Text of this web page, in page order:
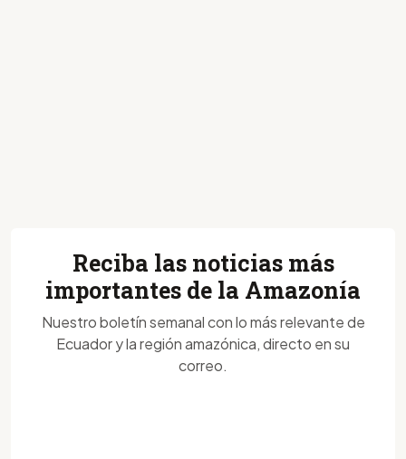
Reciba las noticias más
importantes de la Amazonía
Nuestro boletín semanal con lo más relevante de
Ecuador y la región amazónica, directo en su
correo.